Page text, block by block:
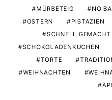
MÜRBETEIG
NO
OSTERN
PISTAZIEN
SCHNELL GEMACHT
SCHOKOLADENKUCHEN
TORTE
WEIHNACHTEN